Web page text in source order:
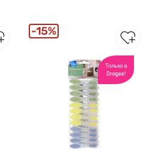
Только в
Drogas!
15%